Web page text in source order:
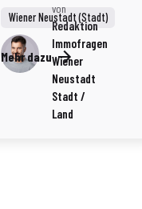
von
Redaktion
Immofragen
Wiener
Neustadt
Stadt /
Land
Wiener Neustadt (Stadt)
Mehr dazu